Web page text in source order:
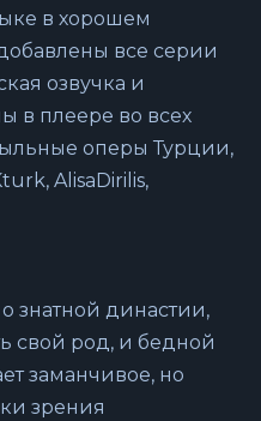
в хорошем
все серии
озвучка и
в плеере во всех
оперы Турции,
AlisaDirilis,
знатной династии,
свой род, и бедной
заманчивое, но
зрения